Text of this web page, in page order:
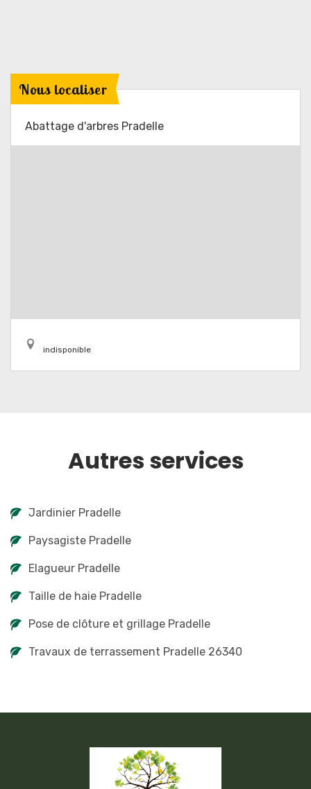
Nous localiser
Abattage d'arbres Pradelle
indisponible
Autres services
Jardinier Pradelle
Paysagiste Pradelle
Elagueur Pradelle
Taille de haie Pradelle
Pose de clôture et grillage Pradelle
Travaux de terrassement Pradelle 26340